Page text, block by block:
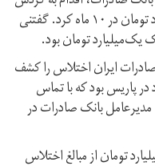
حساب صوری به مبلغ مجموعا ۱۲۳ میلیارد تومان در ۱۰ ماه کرد. گفتنی
تومان بود.
بانک صادرات ایران اختلاس را کشف
پاریس بود که با تماس
بانک صادرات در
در برگشت به ایران حدود ۴میلیارد تومان از مبالغ اختلاس